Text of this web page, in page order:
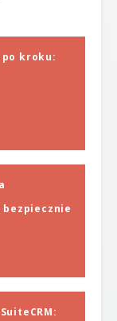
po kroku: